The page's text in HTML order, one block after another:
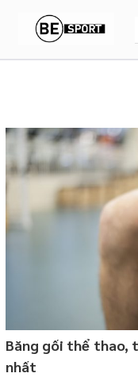
Băng gối thể thao,
nhất